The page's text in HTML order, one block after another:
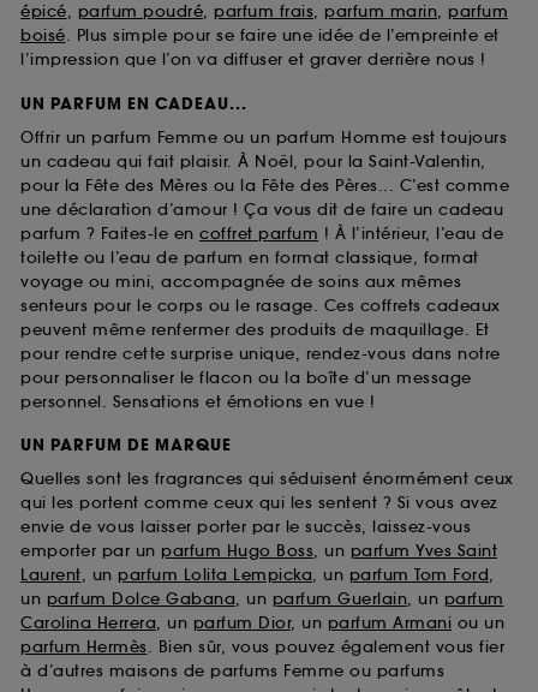
épicé, parfum poudré, parfum frais, parfum marin, parfum
boisé. Plus simple pour se faire une idée de l’empreinte et
l’impression que l’on va diffuser et graver derrière nous !
UN PARFUM EN CADEAU...
Offrir un parfum Femme ou un parfum Homme est toujours
un cadeau qui fait plaisir. À Noël, pour la Saint-Valentin,
pour la Fête des Mères ou la Fête des Pères... C’est comme
une déclaration d’amour ! Ça vous dit de faire un cadeau
parfum ? Faites-le en coffret parfum ! À l’intérieur, l’eau de
toilette ou l’eau de parfum en format classique, format
voyage ou mini, accompagnée de soins aux mêmes
senteurs pour le corps ou le rasage. Ces coffrets cadeaux
peuvent même renfermer des produits de maquillage. Et
pour rendre cette surprise unique, rendez-vous dans notre
pour personnaliser le flacon ou la boîte d’un message
personnel. Sensations et émotions en vue !
UN PARFUM DE MARQUE
Quelles sont les fragrances qui séduisent énormément ceux
qui les portent comme ceux qui les sentent ? Si vous avez
envie de vous laisser porter par le succès, laissez-vous
emporter par un parfum Hugo Boss, un parfum Yves Saint
Laurent, un parfum Lolita Lempicka, un parfum Tom Ford,
un parfum Dolce Gabana, un parfum Guerlain, un parfum
Carolina Herrera, un parfum Dior, un parfum Armani ou un
parfum Hermès. Bien sûr, vous pouvez également vous fier
à d’autres maisons de parfums Femme ou parfums